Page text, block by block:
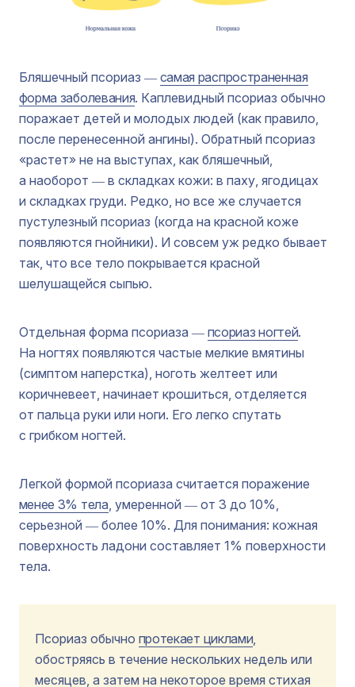
Бляшечный псориаз ― самая распространенная
форма заболевания. Каплевидный псориаз обычно
поражает детей и молодых людей (как правило,
после перенесенной ангины). Обратный псориаз
«растет» не на выступах, как бляшечный,
а наоборот ― в складках кожи: в паху, ягодицах
и складках груди. Редко, но все же случается
пустулезный псориаз (когда на красной коже
появляются гнойники). И совсем уж редко бывает
так, что все тело покрывается красной
шелушащейся сыпью.
Отдельная форма псориаза ― псориаз ногтей.
На ногтях появляются частые мелкие вмятины
(симптом наперстка), ноготь желтеет или
коричневеет, начинает крошиться, отделяется
от пальца руки или ноги. Его легко спутать
с грибком ногтей.
Легкой формой псориаза считается поражение
менее 3% тела, умеренной ― от 3 до 10%,
серьезной ― более 10%. Для понимания: кожная
поверхность ладони составляет 1% поверхности
тела.
Псориаз обычно протекает циклами,
обостряясь в течение нескольких недель или
месяцев, а затем на некоторое время стихая